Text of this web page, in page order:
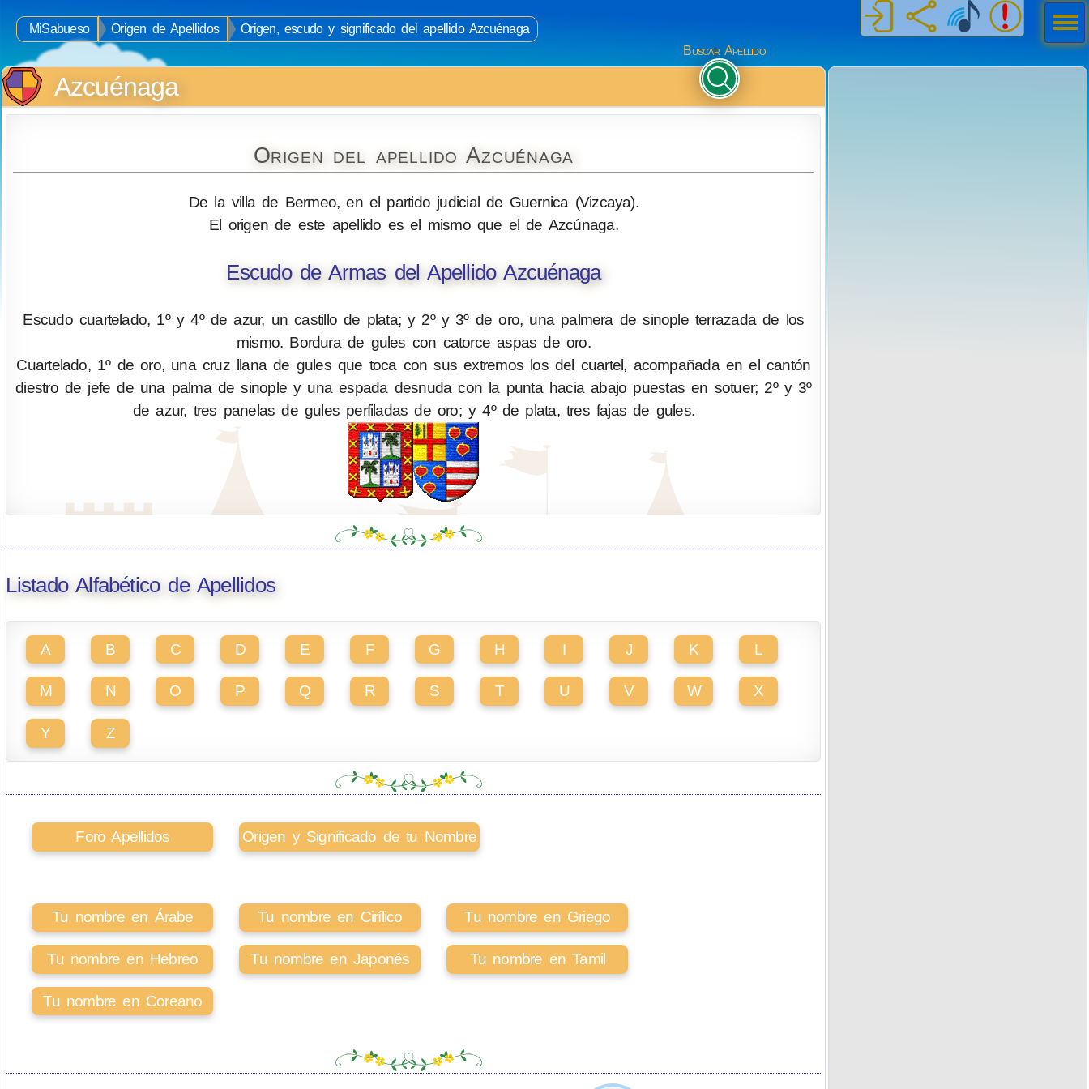
MiSabueso Origen de Apellidos
Origen, escudo y significado del apellido Azcuénaga
Buscar Apellido
Azcuénaga
Origen del apellido Azcuénaga
De la villa de Bermeo, en el partido judicial de Guernica (Vizcaya).
El origen de este apellido es el mismo que el de Azcúnaga.
Escudo de Armas del Apellido Azcuénaga
Escudo cuartelado, 1º y 4º de azur, un castillo de plata; y 2º y 3º de oro, una palmera de sinople terrazada de los
mismo. Bordura de gules con catorce aspas de oro.
Cuartelado, 1º de oro, una cruz llana de gules que toca con sus extremos los del cuartel, acompañada en el cantón
diestro de jefe de una palma de sinople y una espada desnuda con la punta hacia abajo puestas en sotuer; 2º y 3º
de azur, tres panelas de gules perfiladas de oro; y 4º de plata, tres fajas de gules.
Listado Alfabético de Apellidos
A B C D E F G H I J K L
M N O P Q R S T U V W X
Y Z
Foro Apellidos Origen y Significado de tu Nombre
Tu nombre en Árabe Tu nombre en Cirílico Tu nombre en Griego
Tu nombre en Hebreo Tu nombre en Japonés Tu nombre en Tamil
Tu nombre en Coreano
Men
ú